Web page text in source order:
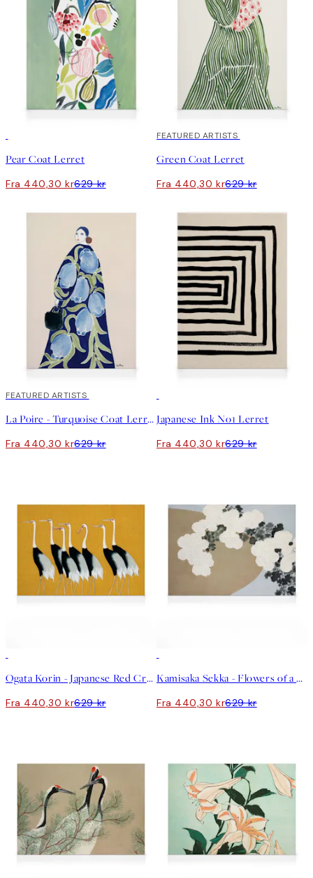
Pear Coat Lerret
Fra 440,30 kr629 kr
30%*
FEATURED ARTISTS
Green Coat Lerret
Fra 440,30 kr629 kr
30%*
FEATURED ARTISTS
La Poire - Turquoise Coat Lerret
Fra 440,30 kr629 kr
Japanese Ink No1 Lerret
Fra 440,30 kr629 kr
Ogata Korin - Japanese Red Crown Cranes Lerret
Fra 440,30 kr629 kr
Kamisaka Sekka - Flowers of a Hundred Worlds Lerret
Fra 440,30 kr629 kr